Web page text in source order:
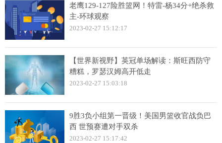
老鹰129-127险胜篮网！特雷-杨34分+绝杀救
主-环球观察
2023-02-27 15:12:17
【世界新视野】英冠单场解读：斯旺西防守
糟糕，罗瑟汉姆高开低走
2023-02-27 15:03:18
9胜3负小组第一晋级！美国男篮收官战负巴
西 世预赛遭对手双杀
2023-02-27 15:17:42